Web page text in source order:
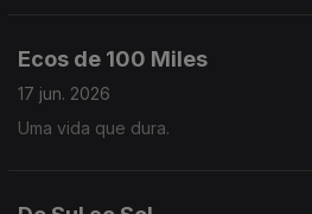
Ecos de 100 Miles
17 jun. 2026
Uma vida que dura.